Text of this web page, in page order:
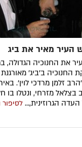
העיר מאיר את ביג
את החנוכיה הגדולה,
החנוכיה ב'ביג'
זלמן מרדכי לוין'.
מזרחי, ונטלו
הגרוזינית,...